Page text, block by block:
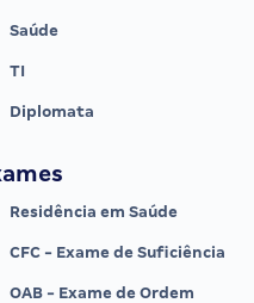
Saúde
TI
Diplomata
Residência em Saúde
CFC - Exame de Suficiência
OAB - Exame de Ordem